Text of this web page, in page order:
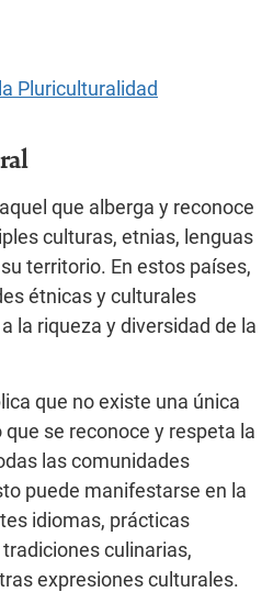
Pluriculturalidad
que alberga y reconoce
culturas, etnias, lenguas
territorio. En estos países,
étnicas y culturales
la riqueza y diversidad de la
que no existe una única
se reconoce y respeta la
las comunidades
puede manifestarse en la
idiomas, prácticas
culinarias,
expresiones culturales.